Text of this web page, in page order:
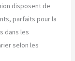
disposent de
parfaits pour la
dans les
selon les